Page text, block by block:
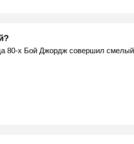
80-х Бой Джордж совершил